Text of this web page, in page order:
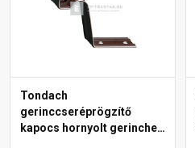
Tondach
gerinccseréprögzítő
kapocs hornyolt gerinchez